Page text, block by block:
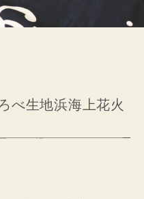
べ生地浜海上花火